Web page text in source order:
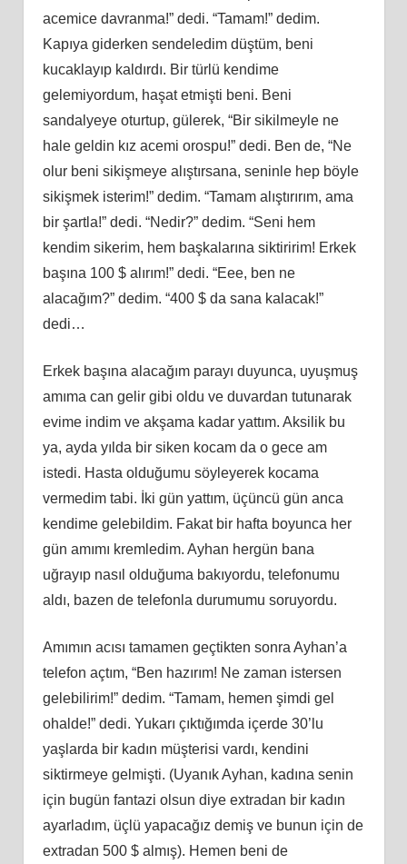
acemice davranma!” dedi. “Tamam!” dedim.
Kapıya giderken sendeledim düştüm, beni
kucaklayıp kaldırdı. Bir türlü kendime
gelemiyordum, haşat etmişti beni. Beni
sandalyeye oturtup, gülerek, “Bir sikilmeyle ne
hale geldin kız acemi orospu!” dedi. Ben de, “Ne
olur beni sikişmeye alıştırsana, seninle hep böyle
sikişmek isterim!” dedim. “Tamam alıştırırım, ama
bir şartla!” dedi. “Nedir?” dedim. “Seni hem
kendim sikerim, hem başkalarına siktiririm! Erkek
başına 100 $ alırım!” dedi. “Eee, ben ne
alacağım?” dedim. “400 $ da sana kalacak!”
dedi…
Erkek başına alacağım parayı duyunca, uyuşmuş
amıma can gelir gibi oldu ve duvardan tutunarak
evime indim ve akşama kadar yattım. Aksilik bu
ya, ayda yılda bir siken kocam da o gece am
istedi. Hasta olduğumu söyleyerek kocama
vermedim tabi. İki gün yattım, üçüncü gün anca
kendime gelebildim. Fakat bir hafta boyunca her
gün amımı kremledim. Ayhan hergün bana
uğrayıp nasıl olduğuma bakıyordu, telefonumu
aldı, bazen de telefonla durumumu soruyordu.
Amımın acısı tamamen geçtikten sonra Ayhan’a
telefon açtım, “Ben hazırım! Ne zaman istersen
gelebilirim!” dedim. “Tamam, hemen şimdi gel
ohalde!” dedi. Yukarı çıktığımda içerde 30’lu
yaşlarda bir kadın müşterisi vardı, kendini
siktirmeye gelmişti. (Uyanık Ayhan, kadına senin
için bugün fantazi olsun diye extradan bir kadın
ayarladım, üçlü yapacağız demiş ve bunun için de
extradan 500 $ almış). Hemen beni de